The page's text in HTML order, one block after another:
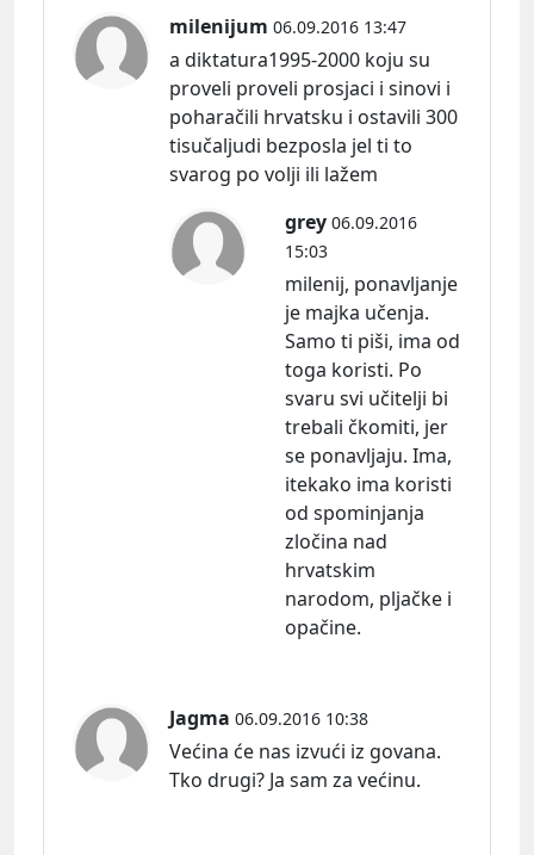
milenijum 06.09.2016 13:47
a diktatura1995-2000 koju su
proveli proveli prosjaci i sinovi i
poharačili hrvatsku i ostavili 300
tisučaljudi bezposla jel ti to
svarog po volji ili lažem
grey 06.09.2016
15:03
milenij, ponavljanje
je majka učenja.
Samo ti piši, ima od
toga koristi. Po
svaru svi učitelji bi
trebali čkomiti, jer
se ponavljaju. Ima,
itekako ima koristi
od spominjanja
zločina nad
hrvatskim
narodom, pljačke i
opačine.
Jagma 06.09.2016 10:38
Većina će nas izvući iz govana.
Tko drugi? Ja sam za većinu.